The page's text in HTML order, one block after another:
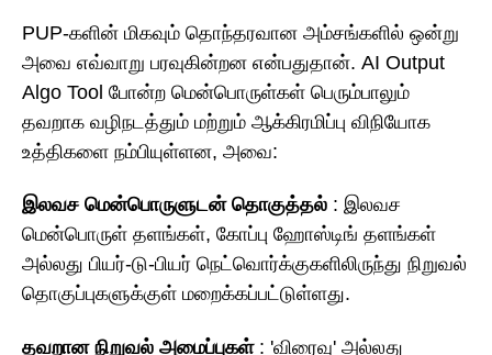
PUP-களின் மிகவும் தொந்தரவான அம்சங்களில் ஒன்று
அவை எவ்வாறு பரவுகின்றன என்பதுதான். AI Output
Algo Tool போன்ற மென்பொருள்கள் பெரும்பாலும்
தவறாக வழிநடத்தும் மற்றும் ஆக்கிரமிப்பு விநியோக
உத்திகளை நம்பியுள்ளன, அவை:
இலவச மென்பொருளுடன் தொகுத்தல் : இலவச
மென்பொருள் தளங்கள், கோப்பு ஹோஸ்டிங் தளங்கள்
அல்லது பியர்-டு-பியர் நெட்வொர்க்குகளிலிருந்து நிறுவல்
தொகுப்புகளுக்குள் மறைக்கப்பட்டுள்ளது.
தவறான நிறுவல் அமைப்புகள்: 'விரைவு' அல்லது